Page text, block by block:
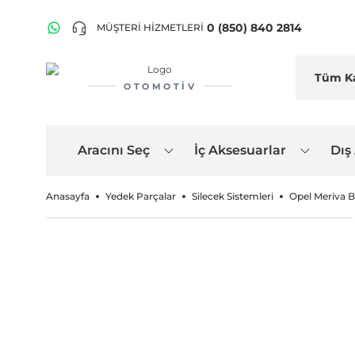
MÜŞTERİ HİZMETLERİ 0 (850) 840 2814
OTOMOTIV
Aracını Seç İç Aksesuarlar
Anasayfa Yedek Parçalar Silecek Sistemleri Opel Meriva